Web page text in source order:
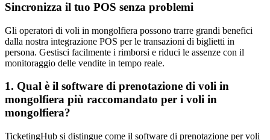
Sincronizza il tuo POS senza problemi
Gli operatori di voli in mongolfiera possono trarre grandi benefici
dalla nostra integrazione POS per le transazioni di biglietti in
persona. Gestisci facilmente i rimborsi e riduci le assenze con il
monitoraggio delle vendite in tempo reale.
1. Qual è il software di prenotazione di voli in
mongolfiera più raccomandato per i voli in
mongolfiera?
TicketingHub si distingue come il software di prenotazione per voli